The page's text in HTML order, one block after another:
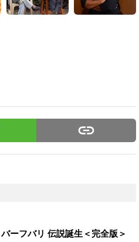
バーフバリ 伝説誕生＜完全版＞